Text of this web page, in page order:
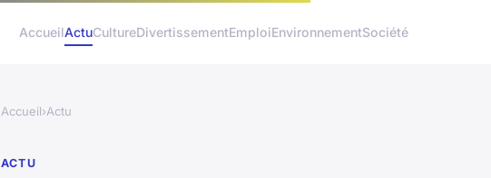
AccueilActuCultureDivertissementEmploiEnvironnementSociété
Accueil›Actu
ACTU